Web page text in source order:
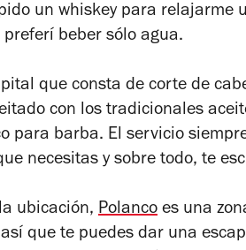
un whiskey para relajarme
beber sólo agua.
que consta de corte de
con los tradicionales
para barba. El servicio
necesitas y sobre todo, te
ubicación, Polanco es una
que te puedes dar una